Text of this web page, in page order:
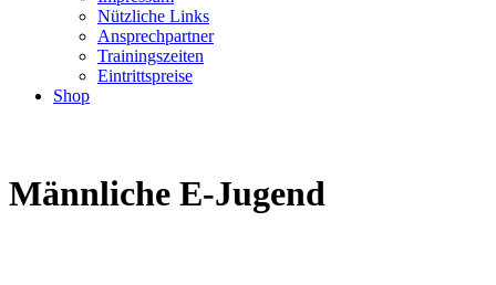
Nützliche Links
Ansprechpartner
Trainingszeiten
Eintrittspreise
Shop
Männliche E-Jugend